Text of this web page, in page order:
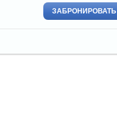
ЗАБРОНИРОВАТЬ